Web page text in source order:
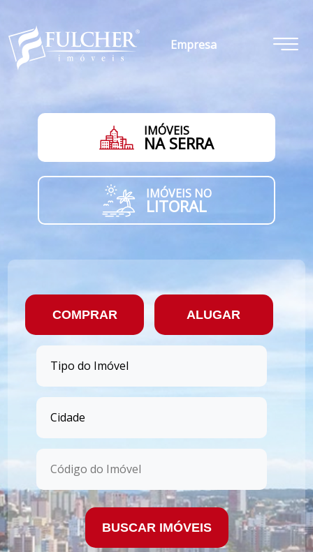
Empresa
IMÓVEIS
NA SERRA
IMÓVEIS NO
LITORAL
COMPRAR ALUGAR
BUSCAR IMÓVEIS